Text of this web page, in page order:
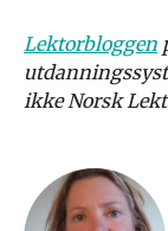
Lektorbloggen
ikke Norsk